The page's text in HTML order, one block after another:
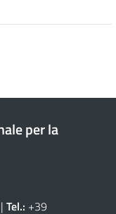
per la
| Tel.: +39